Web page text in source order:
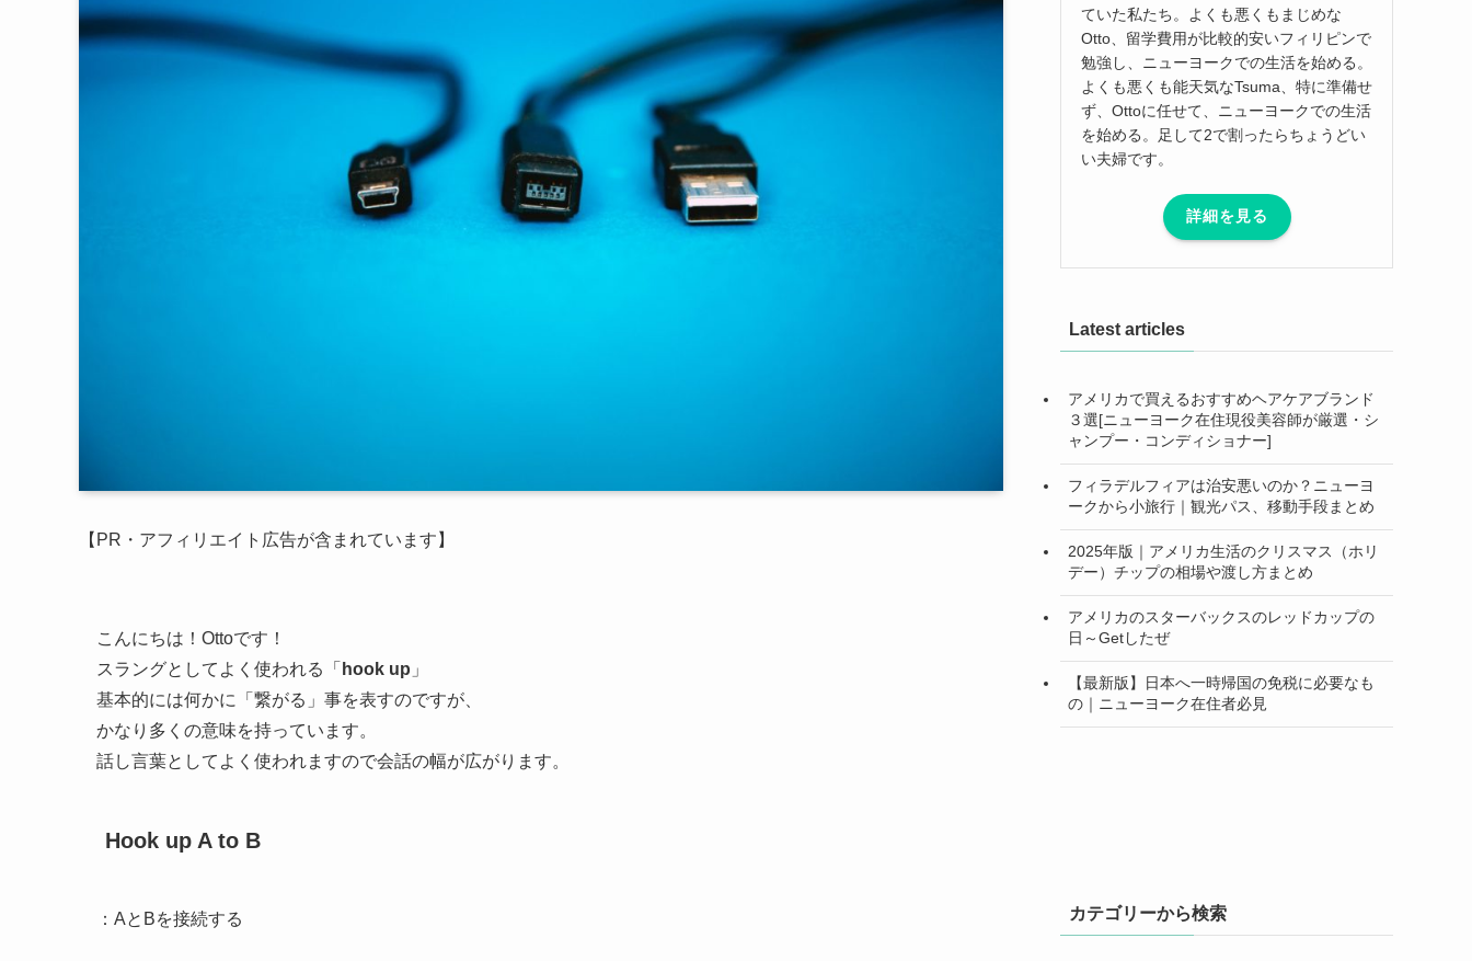
【PR・アフィリエイト広告が含まれています】
こんにちは！Ottoです！
スラングとしてよく使われる「 hook up 」
基本的には何かに「繋がる」事を表すのですが、
かなり多くの意味を持っています。
話し言葉としてよく使われますので会話の幅が広がります。
Hook up A to B
：AとBを接続する
ていた私たち。よくも悪くもまじめな
Otto、留学費用が比較的安いフィリピンで
勉強し、ニューヨークでの生活を始める。
よくも悪くも能天気なTsuma、特に準備せ
ず、Ottoに任せて、ニューヨークでの生活
を始める。足して2で割ったらちょうどい
い夫婦です。
詳細を見る
Latest articles
アメリカで買えるおすすめヘアケアブランド
３選[ニューヨーク在住現役美容師が厳選・シ
ャンプー・コンディショナー]
フィラデルフィアは治安悪いのか？ニューヨ
ークから小旅行｜観光パス、移動手段まとめ
2025年版｜アメリカ生活のクリスマス（ホリ
デー）チップの相場や渡し方まとめ
アメリカのスターバックスのレッドカップの
日～Getしたぜ
【最新版】日本へ一時帰国の免税に必要なも
の｜ニューヨーク在住者必見
カテゴリーから検索